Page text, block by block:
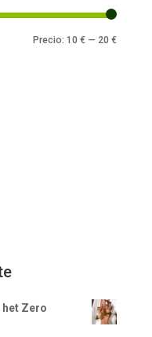
Precio
Precio
Precio:10 € — 20 €
het Zero